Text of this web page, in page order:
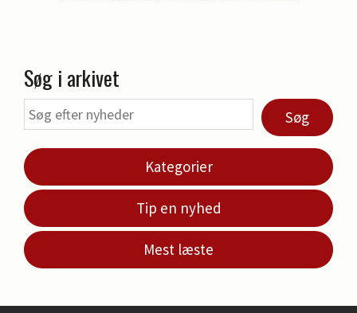
Søg i arkivet
Søg
Kategorier
Tip en nyhed
Mest læste